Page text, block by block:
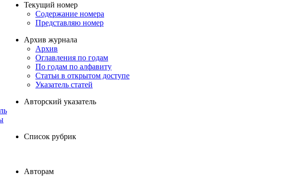
Текущий номер
Содержание номера
Представляю номер
Архив журнала
Архив
Оглавления по годам
По годам по алфавиту
Статьи в открытом доступе
Указатель статей
Авторский указатель
Список рубрик
Авторам